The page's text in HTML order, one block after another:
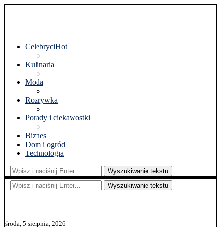
CelebryciHot
Kulinaria
Moda
Rozrywka
Porady i ciekawostki
Biznes
Dom i ogród
Technologia
Wyszukiwanie tekstu
Wyszukiwanie tekstu
środa, 5 sierpnia, 2026